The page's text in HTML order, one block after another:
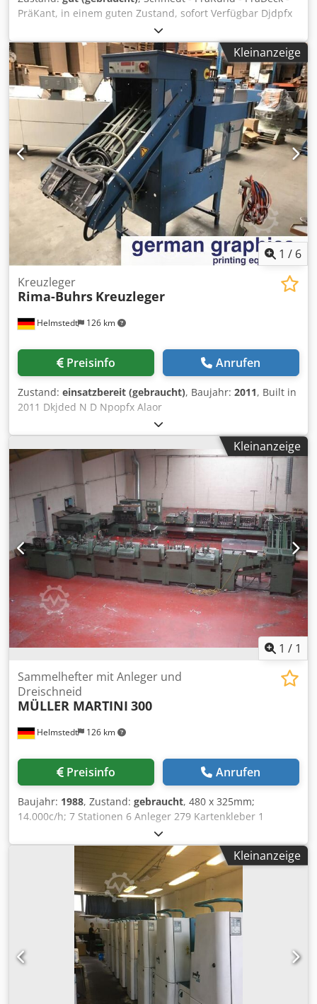
PräKant, in einem guten Zustand, sofort Verfügbar Djdpfx
Kleinanzeige
1 / 6
Helmstedt 126 km
Kreuzleger
Rima-Buhrs Kreuzleger
Preisinfo Anrufen
Zustand: einsatzbereit (gebraucht), Baujahr: 2011, Built in
2011 Dkjded N D Npopfx Alaor
Kleinanzeige
1 / 1
Helmstedt 126 km
Sammelhefter mit Anleger und
Dreischneid
MÜLLER MARTINI 300
Preisinfo Anrufen
Baujahr: 1988, Zustand: gebraucht, 480 x 325mm;
14.000c/h; 7 Stationen 6 Anleger 279 Kartenkleber 1
Falzanleger 1529 Heftstation 300 Dksdpfxjbnczbj Alaer
Trimmer
Kleinanzeige